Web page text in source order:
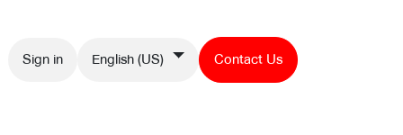
Sign in English (US) Contact Us